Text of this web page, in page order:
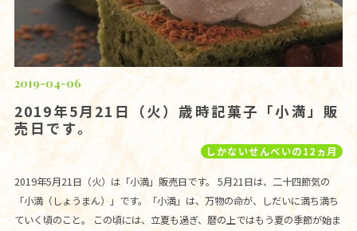
2019-04-06
2019年5月21日（火）歳時記菓子「小満」販
売日です。
しかないせんべいの12ヵ月
2019年5月21日（火）は「小満」販売日です。 5月21日は、二十四節気の
「小満（しょうまん）」です。「小満」は、万物の命が、しだいに満ち満ち
ていく頃のこと。 この頃には、立夏も過ぎ、暦の上ではもう夏の季節が始ま